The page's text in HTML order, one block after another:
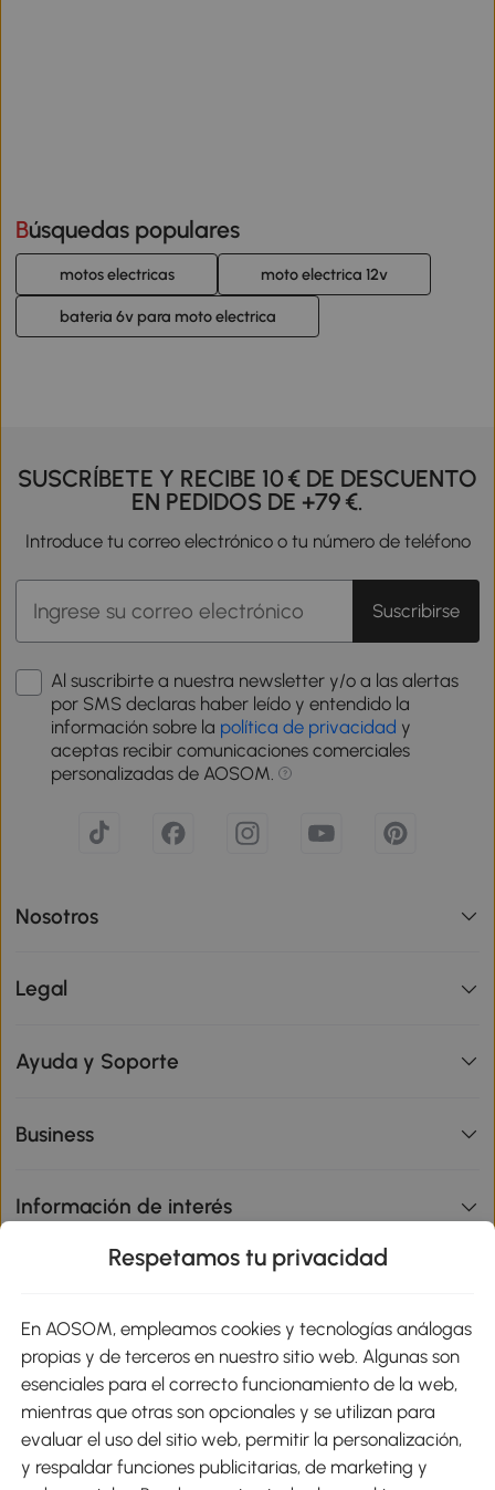
Búsquedas populares
motos electricas moto electrica 12v
bateria 6v para moto electrica
SUSCRÍBETE Y RECIBE 10 € DE DESCUENTO
EN PEDIDOS DE +79 €.
Introduce tu correo electrónico o tu número de teléfono
Suscribirse
Al suscribirte a nuestra newsletter y/o a las alertas
por SMS declaras haber leído y entendido la
información sobre la política de privacidad y
aceptas recibir comunicaciones comerciales
personalizadas de AOSOM.
Nosotros
Legal
Ayuda y Soporte
Business
Información de interés
Métodos de Pago
Respetamos tu privacidad
En AOSOM, empleamos cookies y tecnologías análogas
propias y de terceros en nuestro sitio web. Algunas son
esenciales para el correcto funcionamiento de la web,
mientras que otras son opcionales y se utilizan para
evaluar el uso del sitio web, permitir la personalización,
y respaldar funciones publicitarias, de marketing y